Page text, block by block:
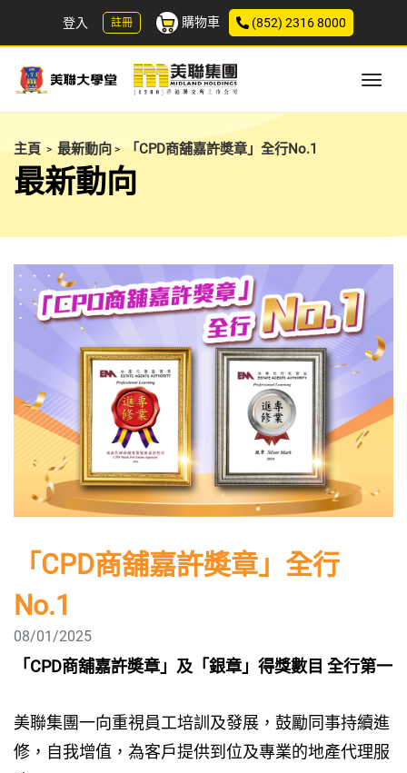
登入 註冊 購物車 (852) 2316 8000
主頁 > 最新動向 > 「CPD商舖嘉許奬章」全行No.1
最新動向
「CPD商舖嘉許奬章」全行
No.1
08/01/2025
「CPD商舖嘉許奬章」及「銀章」得獎數目 全行第一
美聯集團一向重視員工培訓及發展，鼓勵同事持續進
修，自我增值，為客戶提供到位及專業的地產代理服